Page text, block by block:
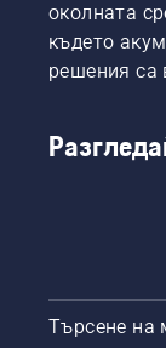
околната
където
решения са
Търсене на